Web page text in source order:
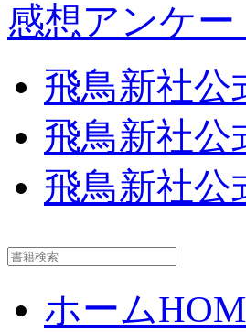
感想アンケー
飛鳥新社公
飛鳥新社公
飛鳥新社公
ホーム